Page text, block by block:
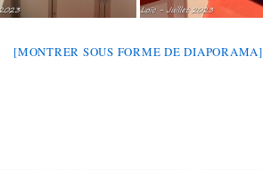
[MONTRER SOUS FORME DE DIAPORAMA]